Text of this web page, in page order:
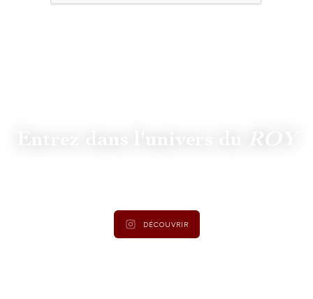
ROY
DÉCOUVRIR